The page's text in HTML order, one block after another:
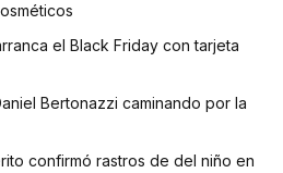
el Black Friday con tarjeta
Bertonazzi caminando por la
confirmó rastros de del niño en